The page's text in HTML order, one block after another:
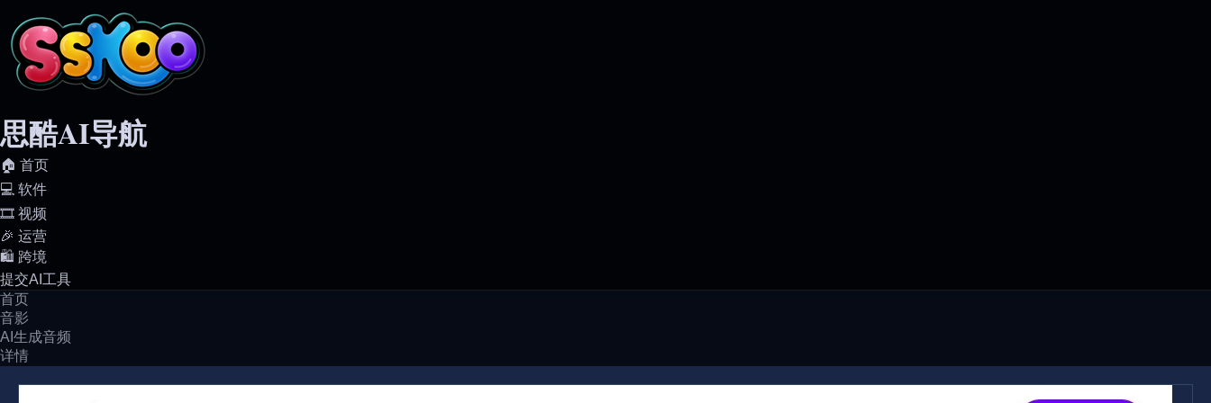
思酷AI导航
🏠️ 首页
💻️ 软件
🎞️ 视频
🎉 运营
🛍️ 跨境
提交AI工具
首页
音影
AI生成音频
详情